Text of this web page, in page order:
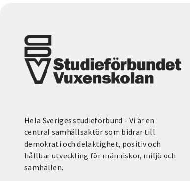
Hela Sveriges studieförbund - Vi är en
central samhällsaktör som bidrar till
demokrati och delaktighet, positiv och
hållbar utveckling för människor, miljö och
samhällen.